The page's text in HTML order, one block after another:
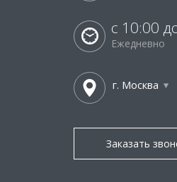
с 10:00
Ежедневно
г. Москва
Заказать